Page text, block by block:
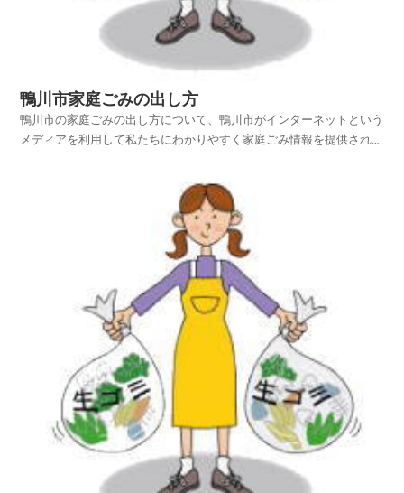
鴨川市家庭ごみの出し方
鴨川市の家庭ごみの出し方について、鴨川市がインターネットという
メディアを利用して私たちにわかりやすく家庭ごみ情報を提供されて
ジを探し、鴨川市の家庭ごみの出し方を項目別に紹介しておりますの
でご活用いただければ幸いです。平成25年4月1日から...